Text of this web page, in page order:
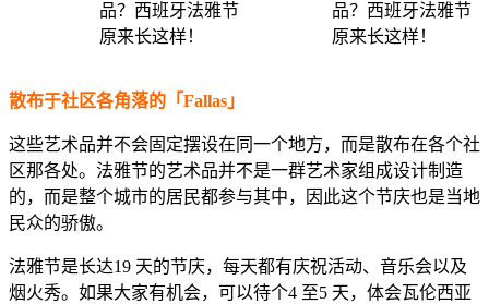
散布于社区各角落的「Fallas」
这些艺术品并不会固定摆设在同一个地方，而是散布在各个社
区那各处。法雅节的艺术品并不是一群艺术家组成设计制造
的，而是整个城市的居民都参与其中，因此这个节庆也是当地
民众的骄傲。
法雅节是长达19 天的节庆，每天都有庆祝活动、音乐会以及
烟火秀。如果大家有机会，可以待个4 至5 天，体会瓦伦西亚